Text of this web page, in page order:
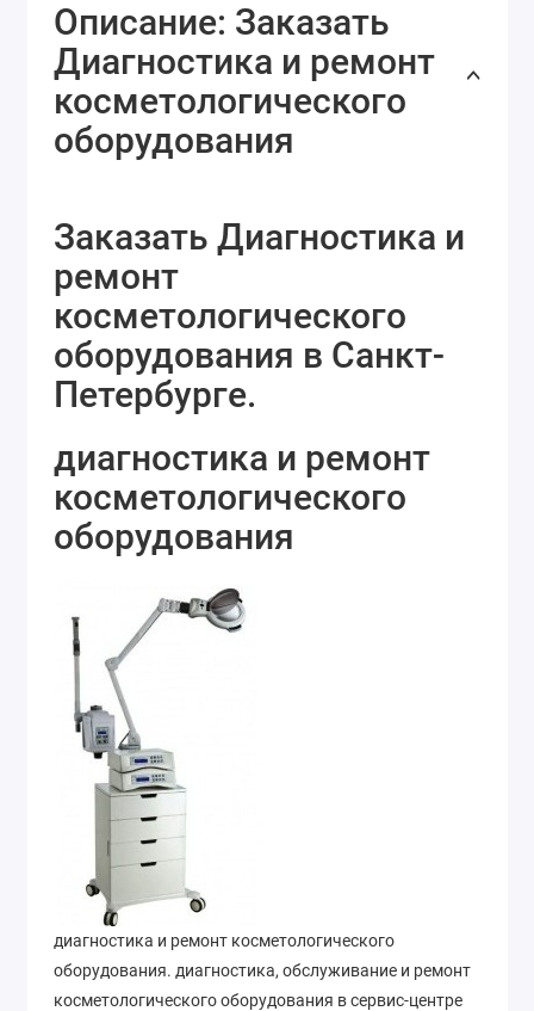
Описание: Заказать
Диагностика и ремонт
косметологического
оборудования
Заказать Диагностика и
ремонт
косметологического
оборудования в Санкт-
Петербурге.
диагностика и ремонт
косметологического
оборудования
диагностика и ремонт косметологического
оборудования. диагностика, обслуживание и ремонт
косметологического оборудования в сервис-центре